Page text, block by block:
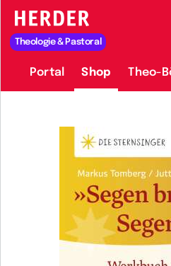
HERDER-MENÜ
Theologie & Pastoral
Portal Shop Theo-